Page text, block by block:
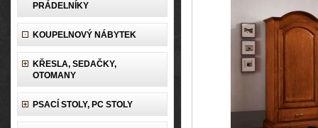
PRÁDELNÍKY
KOUPELNOVÝ NÁBYTEK
KŘESLA, SEDAČKY,
OTOMANY
PSACÍ STOLY, PC STOLY